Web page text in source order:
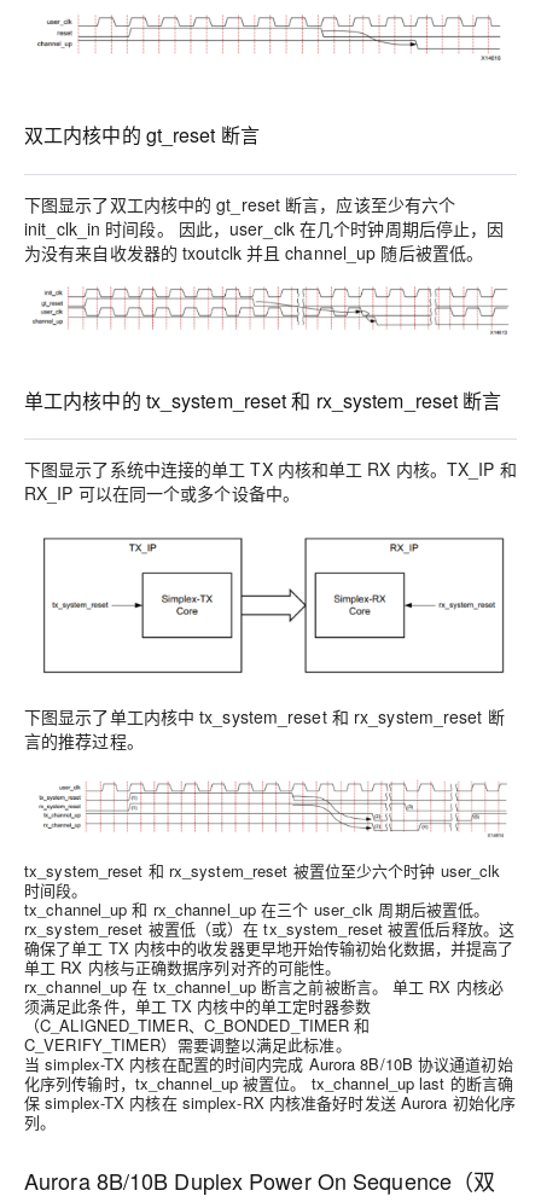
双工内核中的 gt_reset 断言
下图显示了双工内核中的 gt_reset 断言，应该至少有六个
init_clk_in 时间段。 因此，user_clk 在几个时钟周期后停止，因
为没有来自收发器的 txoutclk 并且 channel_up 随后被置低。
单工内核中的 tx_system_reset 和 rx_system_reset 断言
下图显示了系统中连接的单工 TX 内核和单工 RX 内核。TX_IP 和
RX_IP 可以在同一个或多个设备中。
下图显示了单工内核中 tx_system_reset 和 rx_system_reset 断
言的推荐过程。
tx_system_reset 和 rx_system_reset 被置位至少六个时钟 user_clk
时间段。
tx_channel_up 和 rx_channel_up 在三个 user_clk 周期后被置低。
rx_system_reset 被置低（或）在 tx_system_reset 被置低后释放。这
确保了单工 TX 内核中的收发器更早地开始传输初始化数据，并提高了
单工 RX 内核与正确数据序列对齐的可能性。
rx_channel_up 在 tx_channel_up 断言之前被断言。 单工 RX 内核必
须满足此条件，单工 TX 内核中的单工定时器参数
（C_ALIGNED_TIMER、C_BONDED_TIMER 和
C_VERIFY_TIMER）需要调整以满足此标准。
当 simplex-TX 内核在配置的时间内完成 Aurora 8B/10B 协议通道初始
化序列传输时，tx_channel_up 被置位。 tx_channel_up last 的断言确
保 simplex-TX 内核在 simplex-RX 内核准备好时发送 Aurora 初始化序
列。
Aurora 8B/10B Duplex Power On Sequence（双